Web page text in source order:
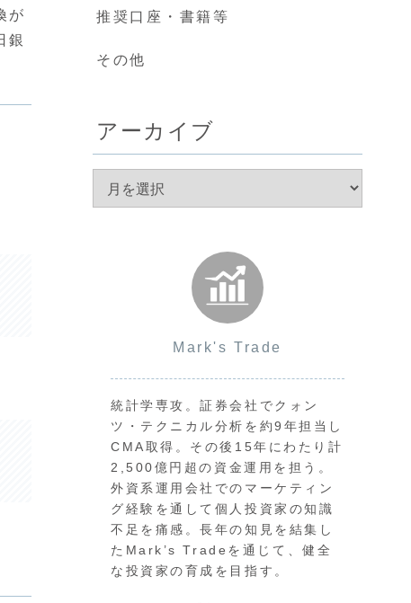
が
銀
推奨口座・書籍等
その他
アーカイブ
Mark's Trade
統計学専攻。証券会社でクォン
ツ・テクニカル分析を約9年担当し
CMA取得。その後15年にわたり計
2,500億円超の資金運用を担う。
外資系運用会社でのマーケティン
グ経験を通して個人投資家の知識
不足を痛感。長年の知見を結集し
たMark’s Tradeを通じて、健全
な投資家の育成を目指す。